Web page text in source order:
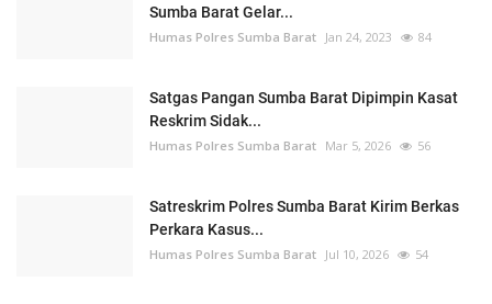
Sumba Barat Gelar...
Humas Polres Sumba Barat Jan 24, 2023 84
Satgas Pangan Sumba Barat Dipimpin Kasat
Reskrim Sidak...
Humas Polres Sumba Barat Mar 5, 2026 56
Satreskrim Polres Sumba Barat Kirim Berkas
Perkara Kasus...
Humas Polres Sumba Barat Jul 10, 2026 54